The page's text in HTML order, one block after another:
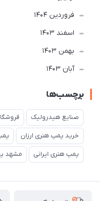
فروردین 1404
اسفند 1403
بهمن 1403
آبان 1403
برچسب‌ها
صنایع هیدرولیک
خرید پمپ هنری ارزان
پمپ هنری ایرانی مشهد